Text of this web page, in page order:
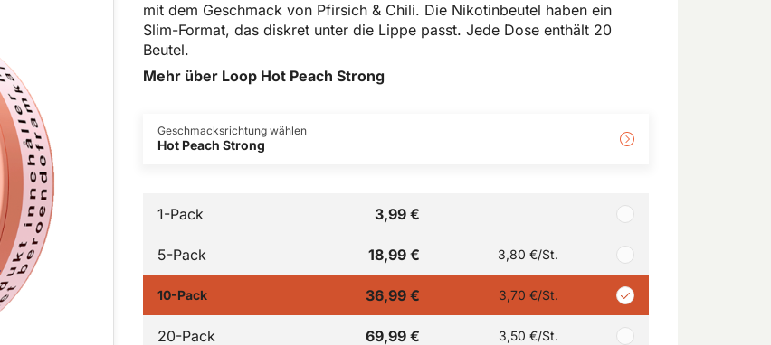
mit dem Geschmack von Pfirsich & Chili. Die Nikotinbeutel haben ein
Slim-Format, das diskret unter die Lippe passt. Jede Dose enthält 20
Beutel.
Mehr über Loop Hot Peach Strong
Geschmacksrichtung wählen
Hot Peach Strong
1-Pack 3,99 €
5-Pack 18,99 € 3,80 €/St.
10-Pack 36,99 € 3,70 €/St.
20-Pack 69,99 € 3,50 €/St.